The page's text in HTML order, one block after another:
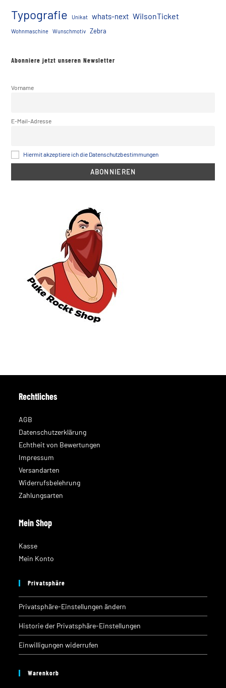
Typografie Unikat whats-next WilsonTicket
Wohnmaschine Wunschmotiv Zebra
Abonniere jetzt unseren Newsletter
Vorname
E-Mail-Adresse
Hiermit akzeptiere ich die Datenschutzbestimmungen
Rechtliches
AGB
Datenschutzerklärung
Echtheit von Bewertungen
Impressum
Versandarten
Widerrufsbelehrung
Zahlungsarten
Mein Shop
Kasse
Mein Konto
Privatsphäre
Privatsphäre-Einstellungen ändern
Historie der Privatsphäre-Einstellungen
Einwilligungen widerrufen
Warenkorb